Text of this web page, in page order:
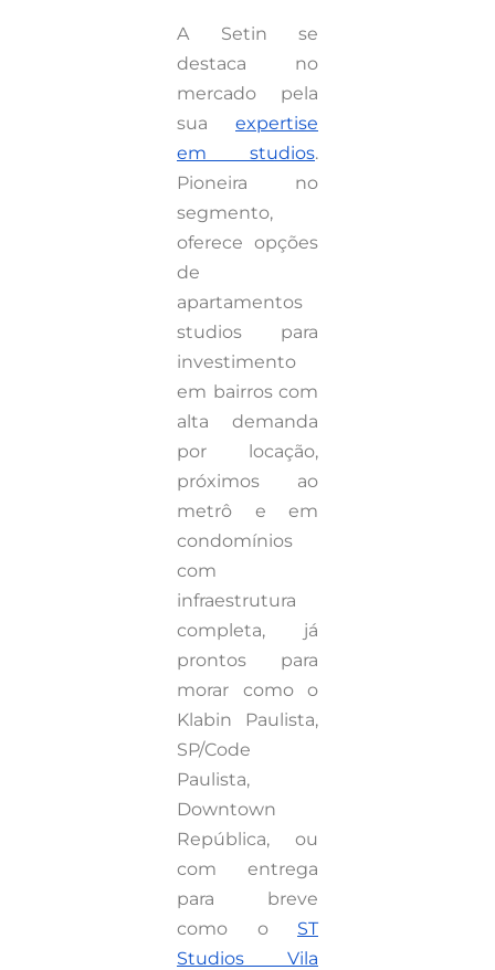
A Setin se
destaca no
mercado pela
sua expertise
em studios.
Pioneira no
segmento,
oferece opções
de
apartamentos
studios para
investimento
em bairros com
alta demanda
por locação,
próximos ao
metrô e em
condomínios
com
infraestrutura
completa, já
prontos para
morar como o
Klabin Paulista,
SP/Code
Paulista,
Downtown
República, ou
com entrega
para breve
como o ST
Studios Vila